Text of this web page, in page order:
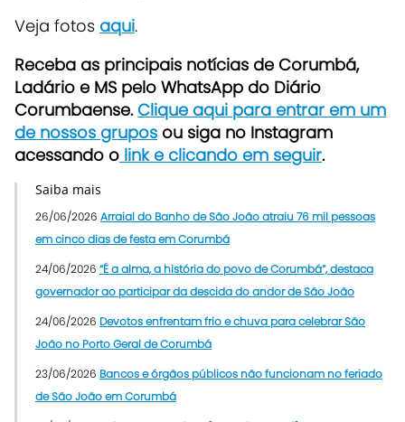
Veja fotos aqui.
Receba as principais notícias de Corumbá,
Ladário e MS pelo WhatsApp do Diário
Corumbaense.Clique aqui para entrar em um
de nossos grupos ou siga no Instagram
acessando o link e clicando em seguir.
Saiba mais
26/06/2026 Arraial do Banho de São João atraiu 76 mil pessoas
em cinco dias de festa em Corumbá
24/06/2026 “É a alma, a história do povo de Corumbá”, destaca
governador ao participar da descida do andor de São João
24/06/2026 Devotos enfrentam frio e chuva para celebrar São
João no Porto Geral de Corumbá
23/06/2026 Bancos e órgãos públicos não funcionam no feriado
de São João em Corumbá